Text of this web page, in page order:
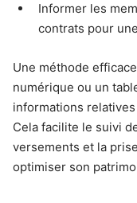
Informer les
contrats pour
Une méthode
numérique ou un
informations relatives
Cela facilite le suivi
versements et la
optimiser son